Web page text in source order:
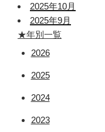
2025年10月
2025年9月
★年別一覧
2026
2025
2024
2023